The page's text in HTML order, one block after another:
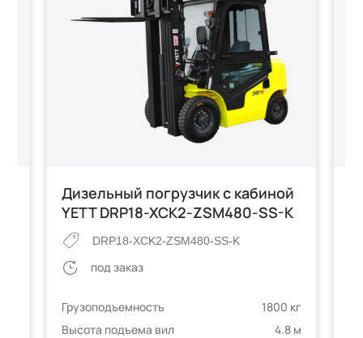
Дизельный погрузчик с кабиной
YETT DRP18-XCK2-ZSM480-SS-K
DRP18-XCK2-ZSM480-SS-K
под заказ
Грузоподъемность
1800 кг
Высота подъема вил
4.8 м